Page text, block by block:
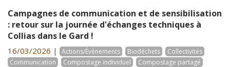
Campagnes de communication et de sensibilisation
: retour sur la journée d'échanges techniques à
Collias dans le Gard !
16/03/2026 | Actions/Évènements Biodéchets
Collectivités
Communication
Compostage individuel
Compostage partagé